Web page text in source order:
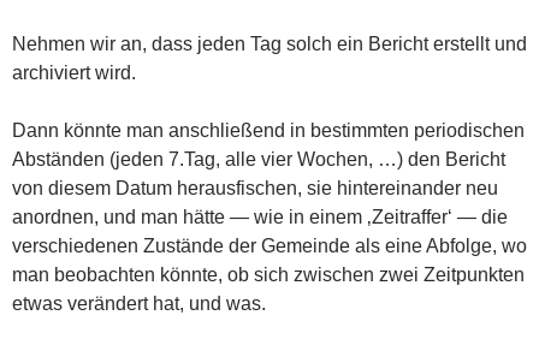
Nehmen wir an, dass jeden Tag solch ein Bericht erstellt und
archiviert wird.
Dann könnte man anschließend in bestimmten periodischen
Abständen (jeden 7.Tag, alle vier Wochen, …) den Bericht
von diesem Datum herausfischen, sie hintereinander neu
anordnen, und man hätte — wie in einem ‚Zeitraffer‘ — die
verschiedenen Zustände der Gemeinde als eine Abfolge, wo
man beobachten könnte, ob sich zwischen zwei Zeitpunkten
etwas verändert hat, und was.